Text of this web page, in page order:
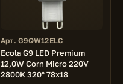
Арт. G9QW12ELC
Ecola G9 LED Premium
12,0W Corn Micro 220V
2800K 320° 78x18